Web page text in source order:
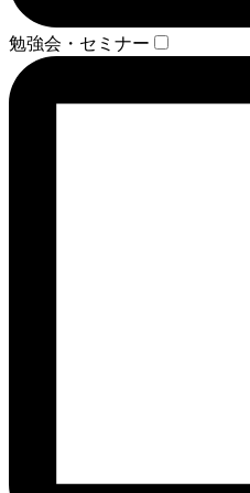
勉強会・セミナー